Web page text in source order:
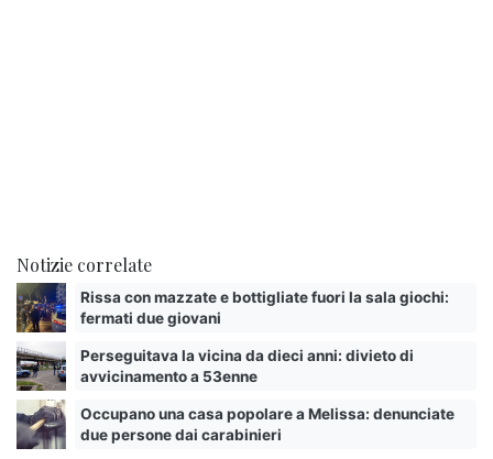
Notizie correlate
Rissa con mazzate e bottigliate fuori la sala giochi:
fermati due giovani
Perseguitava la vicina da dieci anni: divieto di
avvicinamento a 53enne
Occupano una casa popolare a Melissa: denunciate
due persone dai carabinieri